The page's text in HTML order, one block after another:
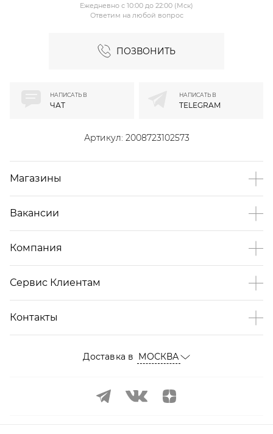
ПОЗВОНИТЬ
Ежедневно с 10:00 до 22:00 (Мск)
Ответим на любой вопрос
Артикул: 2008723102573
НАПИСАТЬ В
ЧАТ
НАПИСАТЬ В
TELEGRAM
Магазины
Вакансии
Компания
Сервис Клиентам
Контакты
Доставка в МОСКВА